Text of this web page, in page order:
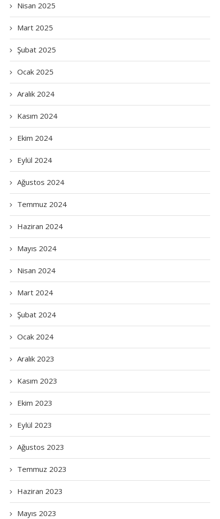
Nisan 2025
Mart 2025
Şubat 2025
Ocak 2025
Aralık 2024
Kasım 2024
Ekim 2024
Eylül 2024
Ağustos 2024
Temmuz 2024
Haziran 2024
Mayıs 2024
Nisan 2024
Mart 2024
Şubat 2024
Ocak 2024
Aralık 2023
Kasım 2023
Ekim 2023
Eylül 2023
Ağustos 2023
Temmuz 2023
Haziran 2023
Mayıs 2023